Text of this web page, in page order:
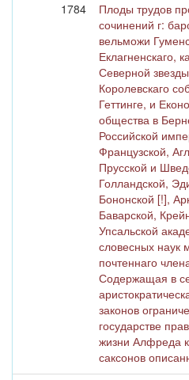
1784
Плоды трудов
сочинений г:
вельможи
Еклагненскаго,
Северной
Королевскаго
Геттинге, и
общества в
Российской
Французской,
Прусской и
Голландской,
Бононской [!],
Баварской,
Упсальской
словесных наук
почтеннаго
Содержащая в
законов
государстве
жизни Алфреда
саксонов